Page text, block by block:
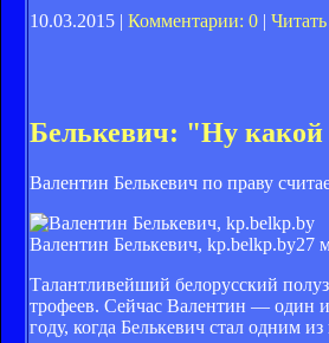
10.03.2015 | Комментарии: 0 |
Белькевич: "Ну какой
Валентин Белькевич по праву
Валентин Белькевич, kp.belkp.by27
Талантливейший белорусский
трофеев. Сейчас Валентин — один
году, когда Белькевич стал одним